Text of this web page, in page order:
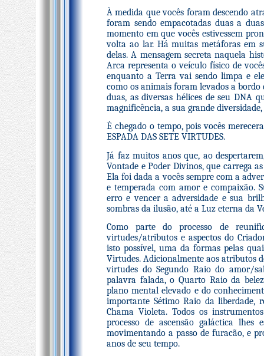
À medida que vocês foram descendo
foram sendo empacotadas duas a
momento em que vocês estivessem
volta ao lar. Há muitas metáforas em
delas. A mensagem secreta naquela
Arca representa o veículo físico de
enquanto a Terra vai sendo limpa e
como os animais foram levados a
duas, as diversas hélices de seu DNA
magnificência, a sua grande
É chegado o tempo, pois vocês
ESPADA DAS SETE VIRTUDES.
Já faz muitos anos que, ao
Vontade e Poder Divinos, que carrega
Ela foi dada a vocês sempre com a
e temperada com amor e compaixão.
erro e vencer a adversidade e sua
sombras da ilusão, até a Luz eterna da
Como parte do processo de
virtudes/atributos e aspectos do
isto possível, uma da formas pelas
Virtudes. Adicionalmente aos atributos
virtudes do Segundo Raio do amor/
palavra falada, o Quarto Raio da
plano mental elevado e do
importante Sétimo Raio da liberdade,
Chama Violeta. Todos os
processo de ascensão galáctica lhes
movimentando a passo de furacão, e
anos de seu tempo.